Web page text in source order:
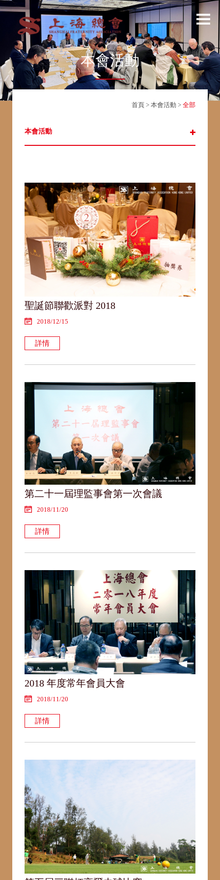
本會活動
首頁 > 本會活動 > 全部
本會活動
聖誕節聯歡派對 2018
2018/12/15
詳情
第二十一屆理監事會第一次會議
2018/11/20
詳情
2018 年度常年會員大會
2018/11/20
詳情